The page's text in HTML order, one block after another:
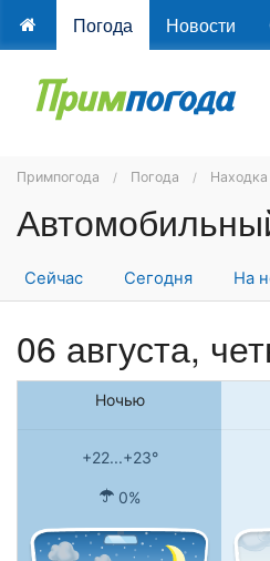
Погода Новости
Примпогода Погода Находка
Сейчас Сегодня На
06 августа,
Ночью
+22...+23°
0%